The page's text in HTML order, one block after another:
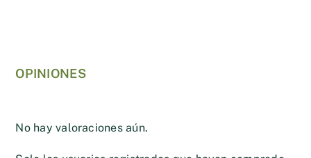
OPINIONES
No hay valoraciones aún.